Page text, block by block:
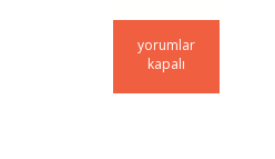
İçişleri
Bakanlığı
yorumlar
kapalı